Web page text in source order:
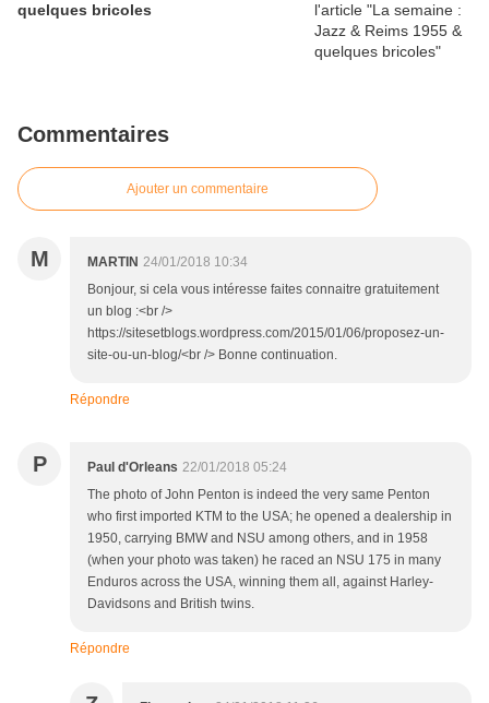
quelques bricoles
Commentaires
Ajouter un commentaire
M MARTIN 24/01/2018 10:34
Bonjour, si cela vous intéresse faites connaitre gratuitement
un blog :<br />
https://sitesetblogs.wordpress.com/2015/01/06/proposez-un-
site-ou-un-blog/<br /> Bonne continuation.
Répondre
P Paul d'Orleans 22/01/2018 05:24
The photo of John Penton is indeed the very same Penton
who first imported KTM to the USA; he opened a dealership in
1950, carrying BMW and NSU among others, and in 1958
(when your photo was taken) he raced an NSU 175 in many
Enduros across the USA, winning them all, against Harley-
Davidsons and British twins.
Répondre